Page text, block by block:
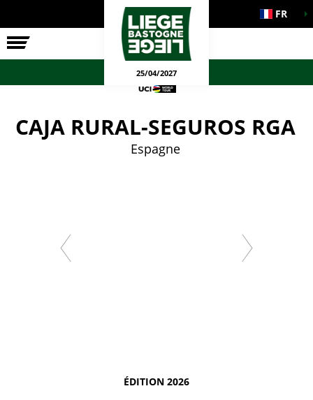
COURSE
OFFICIELS FR
25/04/2027
CAJA RURAL-SEGUROS RGA
Espagne
ÉDITION 2026